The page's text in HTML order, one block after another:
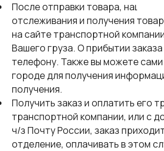
После отправки товара, наши
отслеживания и получения
на сайте транспортной
Вашего груза. О прибытии
телефону. Также вы можете
городе для получения
получения.
Получить заказ и оплатить его
транспортной компании, или с
ч/з Почту России, заказ
отделение, оплачивать в этом